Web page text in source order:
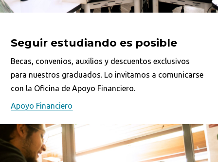
Seguir estudiando es posible
Becas, convenios, auxilios y descuentos exclusivos
para nuestros graduados. Lo invitamos a comunicarse
con la Oficina de Apoyo Financiero.
Apoyo Financiero